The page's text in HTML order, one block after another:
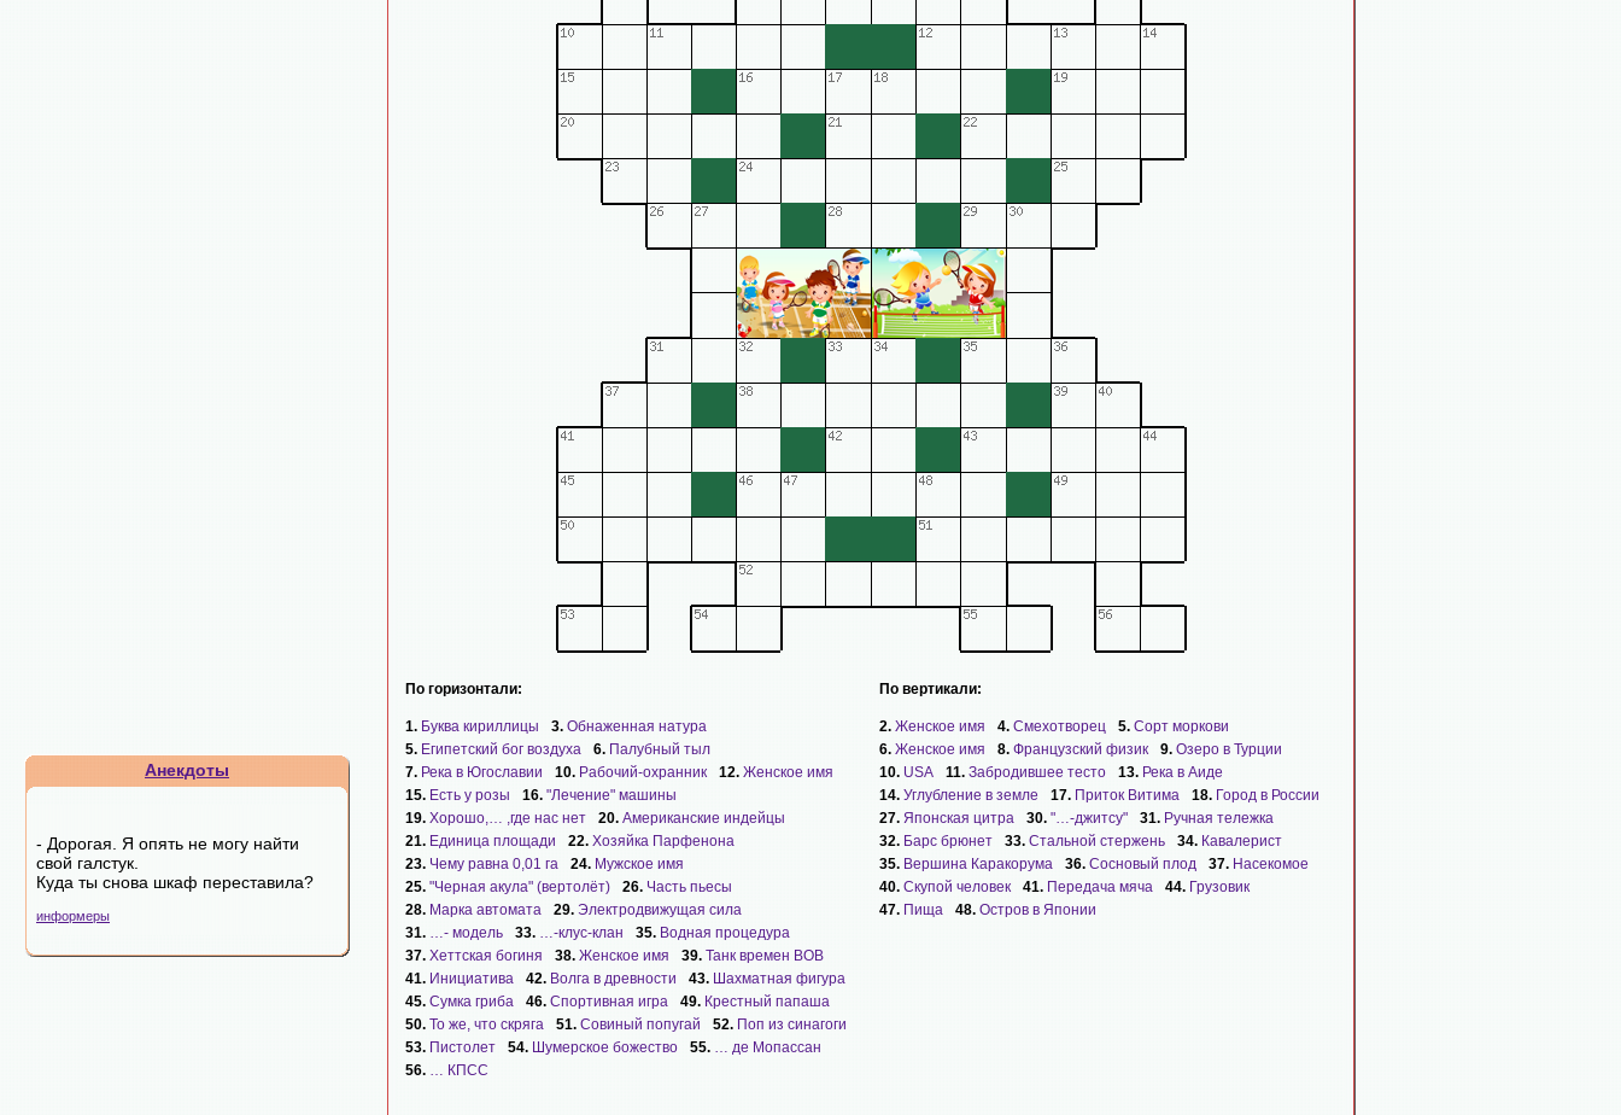
Анекдоты
- Дорогая. Я опять не могу найти
свой галстук.
Куда ты снова шкаф переставила?
информеры
По горизонтали:
1. Буква кириллицы 3. Обнаженная натура
5. Египетский бог воздуха 6. Палубный тыл
7. Река в Югославии 10. Рабочий-охранник 12. Женское имя
15. Есть у розы 16. "Лечение" машины
19. Хорошо,… ,где нас нет 20. Американские индейцы
21. Единица площади 22. Хозяйка Парфенона
23. Чему равна 0,01 га 24. Мужское имя
25. "Черная акула" (вертолёт) 26. Часть пьесы
28. Марка автомата 29. Электродвижущая сила
31. …- модель 33. …-клус-клан 35. Водная процедура
37. Хеттская богиня 38. Женское имя 39. Танк времен ВОВ
41. Инициатива 42. Волга в древности 43. Шахматная фигура
45. Сумка гриба 46. Спортивная игра 49. Крестный папаша
50. То же, что скряга 51. Совиный попугай 52. Поп из синагоги
53. Пистолет 54. Шумерское божество 55. … де Мопассан
56. … КПСС
По вертикали:
2. Женское имя 4. Смехотворец 5. Сорт моркови
6. Женское имя 8. Французский физик 9. Озеро в Турции
10. USA 11. Забродившее тесто 13. Река в Аиде
14. Углубление в земле 17. Приток Витима 18. Город в России
27. Японская цитра 30. "…-джитсу" 31. Ручная тележка
32. Барс брюнет 33. Стальной стержень 34. Кавалерист
35. Вершина Каракорума 36. Сосновый плод 37. Насекомое
40. Скупой человек 41. Передача мяча 44. Грузовик
47. Пища 48. Остров в Японии